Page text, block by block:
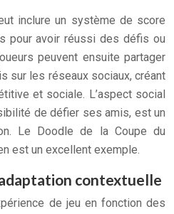
inclure un système de score
pour avoir réussi des défis ou
peuvent ensuite partager
sur les réseaux sociaux, créant
et sociale. L’aspect social
de défier ses amis, est un
Le Doodle de la Coupe du
est un excellent exemple.
contextuelle
de jeu en fonction des